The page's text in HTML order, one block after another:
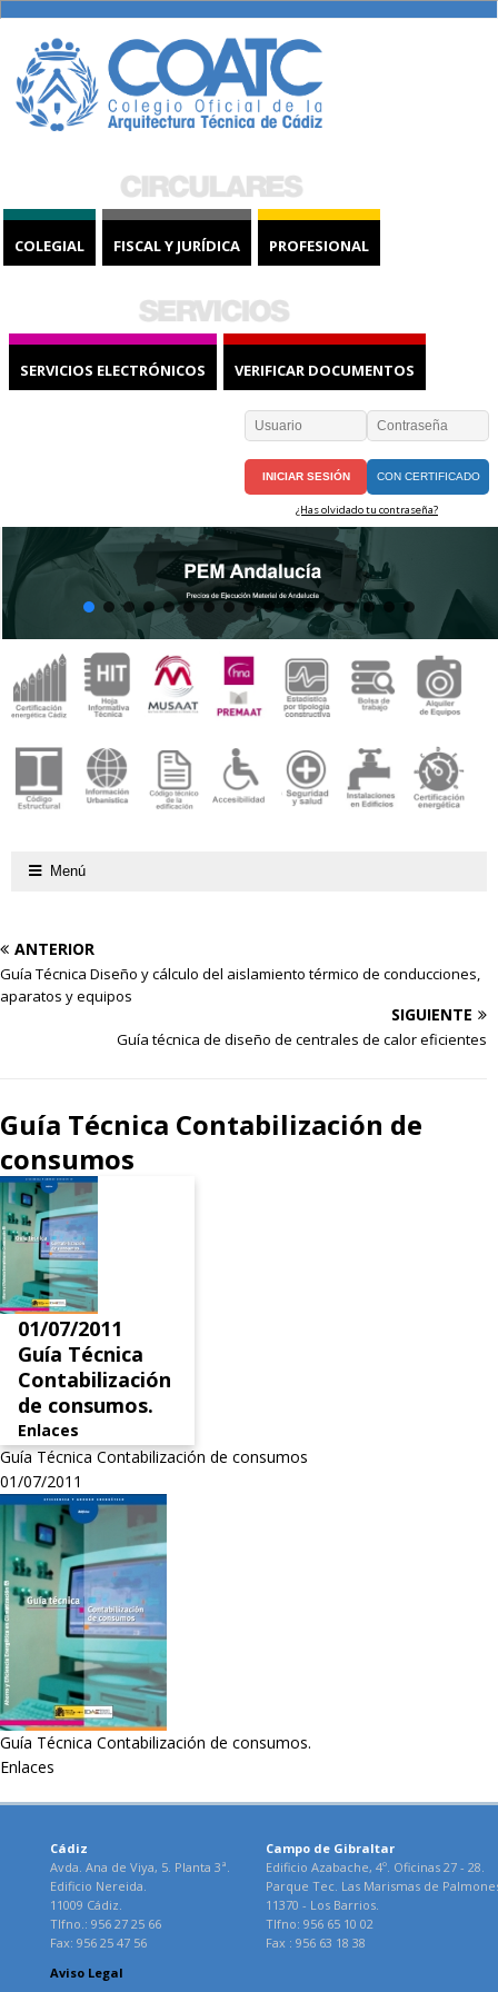
COLEGIAL FISCAL Y JURÍDICA PROFESIONAL
SERVICIOS ELECTRÓNICOS VERIFICAR DOCUMENTOS
CON CERTIFICADO
¿Has olvidado tu contraseña?
Menú
ANTERIOR
Guía Técnica Diseño y cálculo del aislamiento térmico de conducciones,
aparatos y equipos
SIGUIENTE
Guía técnica de diseño de centrales de calor eficientes
Guía Técnica Contabilización de
consumos
01/07/2011
Guía Técnica
Contabilización
de consumos.
Enlaces
Guía Técnica Contabilización de consumos
01/07/2011
Guía Técnica Contabilización de consumos.
Enlaces
Cádiz
Avda. Ana de Viya, 5. Planta 3ª.
Edificio Nereida.
11009 Cádiz.
Tlfno.: 956 27 25 66
Fax: 956 25 47 56
Campo de Gibraltar
Edificio Azabache, 4º. Oficinas 27 - 28.
Parque Tec. Las Marismas de
11370 - Los Barrios.
Tlfno: 956 65 10 02
Fax : 956 63 18 38
Aviso Legal